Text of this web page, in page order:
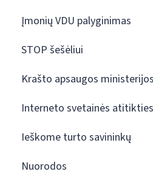
Įmonių VDU palyginimas
STOP šešėliui
Krašto apsaugos
Interneto svetainės
Ieškome turto savininkų
Nuorodos